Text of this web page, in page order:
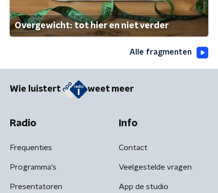
Overgewicht: tot hier en niet verder
Alle fragmenten
Wie luistert weet meer
Radio
Frequenties
Programma's
Presentatoren
Info
Contact
Veelgestelde vragen
App de studio